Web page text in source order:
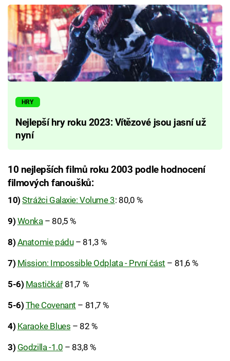
HRY
Nejlepší hry roku 2023: Vítězové jsou jasní už
nyní
10 nejlepších filmů roku 2003 podle hodnocení
filmových fanoušků:
10) Strážci Galaxie: Volume 3: 80,0 %
9) Wonka– 80,5 %
8) Anatomie pádu– 81,3 %
7) Mission: Impossible Odplata - První část – 81,6 %
5-6) Mastičkář81,7 %
5-6) The Covenant – 81,7 %
4) Karaoke Blues – 82 %
3) Godzilla -1.0 – 83,8 %